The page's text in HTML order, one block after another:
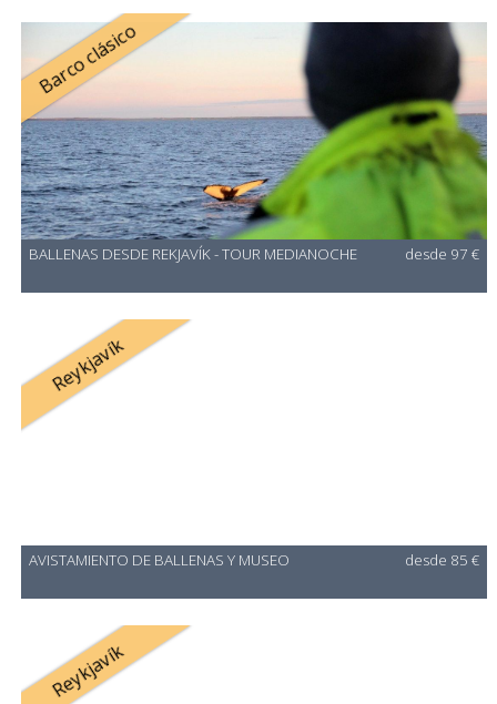
Barco clásico
BALLENAS DESDE REKJAVÍK - TOUR MEDIANOCHE desde 97 €
Reykjavík
AVISTAMIENTO DE BALLENAS Y MUSEO desde 85 €
Reykjavík